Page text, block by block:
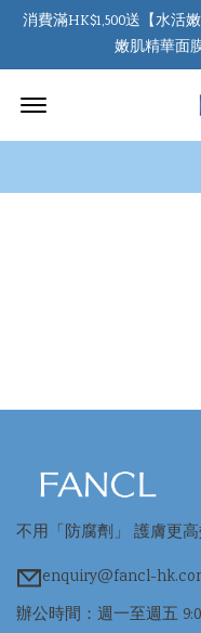
消費滿HK$1,500送【水活
嫩肌精華面
不用「防腐劑」 護膚更
enquiry@fancl-
辦公時間：週一至週五